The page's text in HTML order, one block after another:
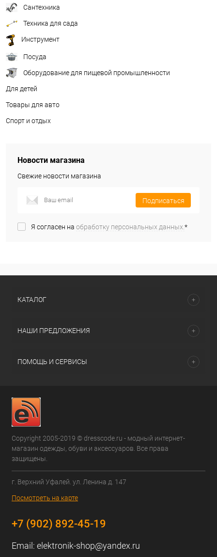
Сантехника
Техника для сада
Инструмент
Посуда
Оборудование для пищевой промышленности
Для детей
Товары для авто
Спорт и отдых
Новости магазина
Свежие новости магазина
Подписаться
Я согласен на обработку персональных данных. *
КАТАЛОГ
НАШИ ПРЕДЛОЖЕНИЯ
ПОМОЩЬ И СЕРВИСЫ
Copyright 2005-2019 © dresscode.ru - модный интернет-
магазин одежды, обуви и аксессуаров. Все права
защищены.
г. Верхний Уфалей. ул. Ленина д. 147
Посмотреть на карте
+7 (902) 892-45-19
Email: elektronik-shop@yandex.ru